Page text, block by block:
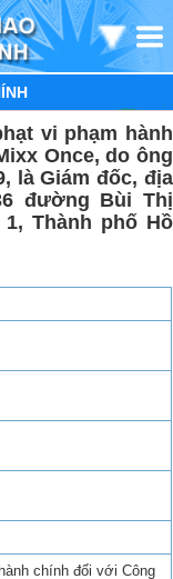
vi phạm hành
Once, do ông
là Giám đốc, địa
đường Bùi Thị
Thành phố Hồ
chính đối với Công